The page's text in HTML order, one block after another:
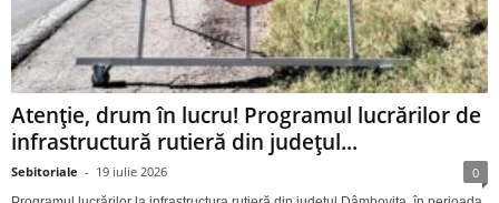
Atenție, drum în lucru! Programul lucrărilor de
infrastructură rutieră din județul...
Sebitoriale - 19 iulie 2026 0